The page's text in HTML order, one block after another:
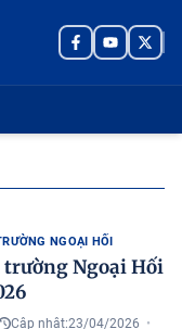
NGOẠI HỐI
Ngoại Hối
Cập nhật:23/04/2026 •